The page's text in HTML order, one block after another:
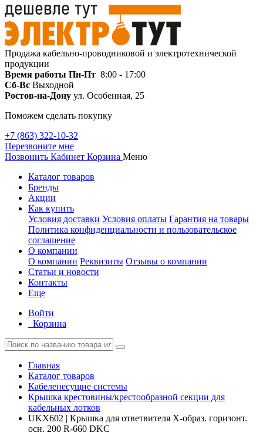
Продажа кабельно-проводниковой и электротехнической
продукции
Время работы Пн-Пт 8:00 - 17:00
Сб-Вс Выходной
Ростов-на-Дону ул. Особенная, 25
Поможем сделать покупку
+7 (863) 322-10-32
Перезвоните мне
Позвонить Кабинет Корзина Меню
Каталог товаров
Бренды
Акции
Как купить
Условия доставки Условия оплаты Гарантия на товары
Политика конфиденциальности и пользовательское
соглашение
О компании
О компании Реквизиты Отзывы о компании
Статьи и новости
Контакты
Еще
Войти
Корзина
Главная
Каталог товаров
Кабеленесущие системы
Крышка крестовины/крестообразной секции для
кабельных лотков
UKX602 | Крышка для ответвителя X-образ. горизонт.
осн. 200 R-660 DKC